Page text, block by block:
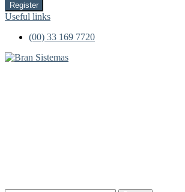
Register
Useful links
(00) 33 169 7720